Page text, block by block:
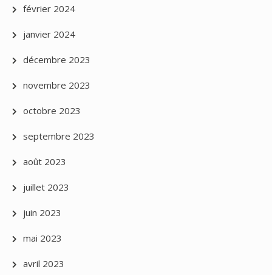
février 2024
janvier 2024
décembre 2023
novembre 2023
octobre 2023
septembre 2023
août 2023
juillet 2023
juin 2023
mai 2023
avril 2023